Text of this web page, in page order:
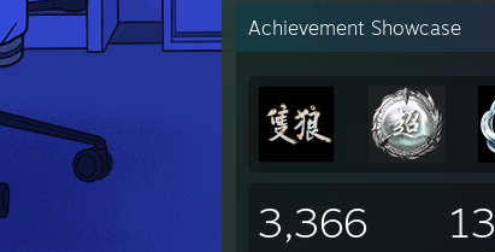
Achievement Showcase
3,366 13